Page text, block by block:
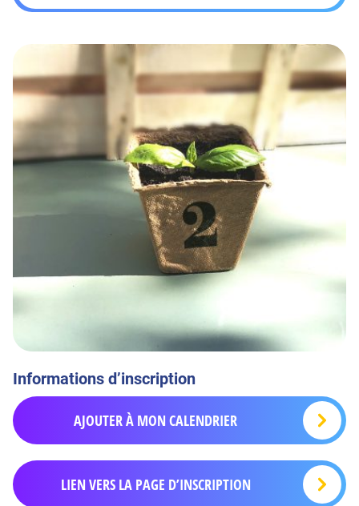
Informations d’inscription
AJOUTER À MON CALENDRIER
LIEN VERS LA PAGE D’INSCRIPTION